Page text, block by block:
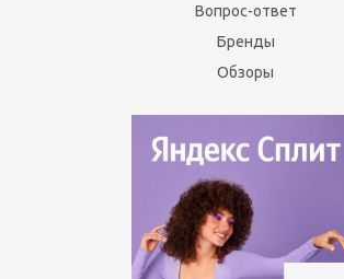
Вопрос-ответ
Бренды
Обзоры